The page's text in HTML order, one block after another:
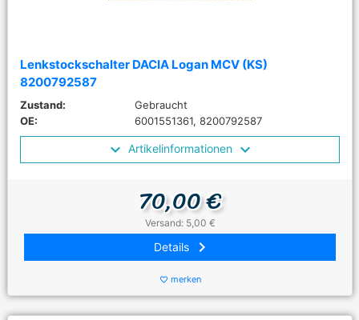
Lenkstockschalter DACIA Logan MCV (KS)
8200792587
Zustand:
Gebraucht
OE:
6001551361, 8200792587
Artikelinformationen
70,00 €
Versand: 5,00 €
Details keyboard_arrow_right
favorite_border merken